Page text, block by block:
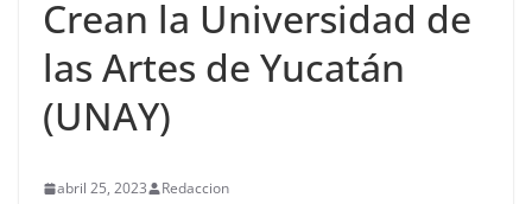
Crean la Universidad de
las Artes de Yucatán
(UNAY)
abril 25, 2023 Redaccion